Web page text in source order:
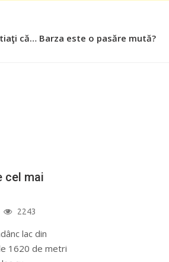
că… Barza este o pasăre mută?
cel mai
2243
lac din
1620 de metri